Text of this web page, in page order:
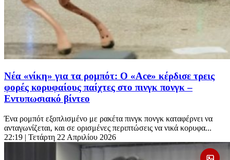
Νέα «νίκη» για τα ρομπότ: Ο «Ace» κέρδισε τρεις
φορές κορυφαίους παίχτες στο πινγκ πονγκ –
Εντυπωσιακό βίντεο
Ένα ρομπότ εξοπλισμένο με ρακέτα πινγκ πονγκ καταφέρνει να
ανταγωνίζεται, και σε ορισμένες περιπτώσεις να νικά κορυφα...
22:19 | Τετάρτη 22 Απριλίου 2026